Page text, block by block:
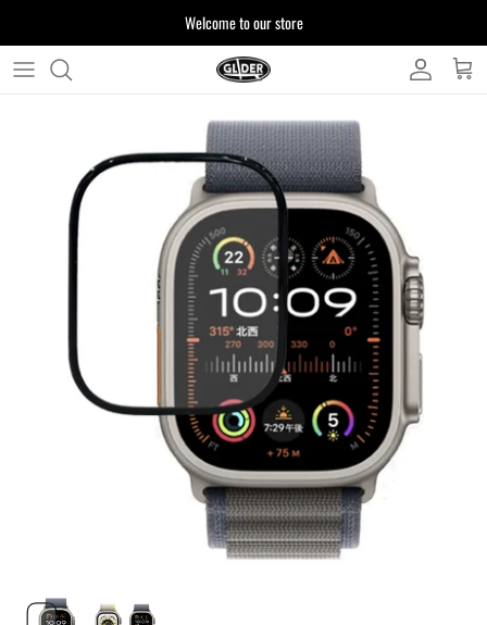
ッ
Welcome to our store
よくある質問
お客様からいただいたご質問をまとめており
ます
注文について 製品について